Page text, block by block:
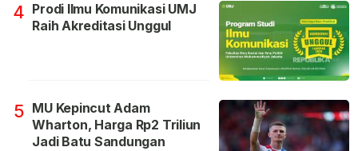
4 Prodi Ilmu Komunikasi UMJ
Raih Akreditasi Unggul
5 MU Kepincut Adam
Wharton, Harga Rp2 Triliun
Jadi Batu Sandungan